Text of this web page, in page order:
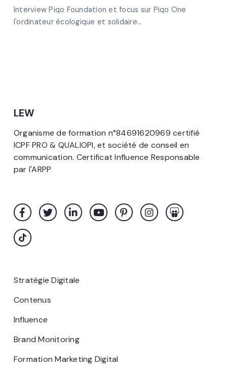
Interview Piqo Foundation et focus sur Piqo One
l'ordinateur écologique et solidaire...
LEW
Organisme de formation n°84691620969 certifié
ICPF PRO & QUALIOPI, et société de conseil en
communication. Certificat Influence Responsable
par l'ARPP
Stratégie Digitale
Contenus
Influence
Brand Monitoring
Formation Marketing Digital